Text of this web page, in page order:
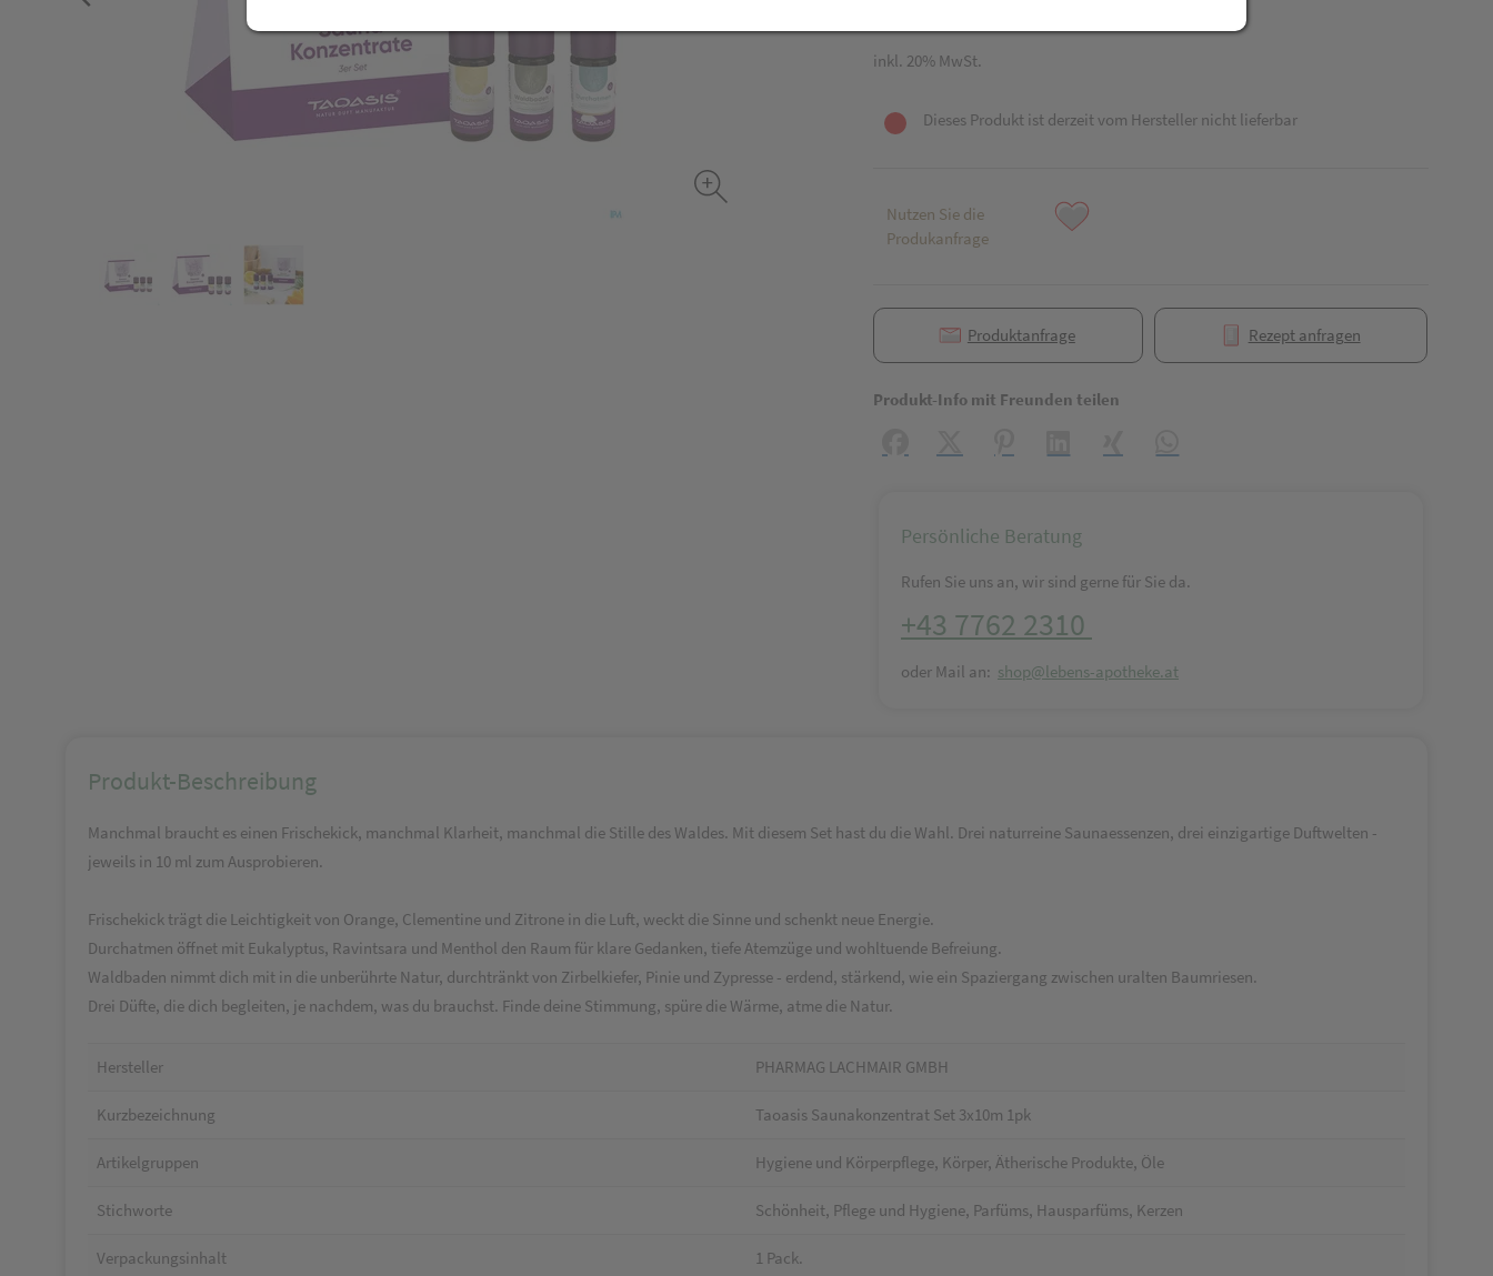
inkl. 20% MwSt.
Dieses Produkt ist derzeit vom Hersteller nicht lieferbar
Nutzen Sie die
Produkanfrage
Produktanfrage Rezept anfragen
Produkt-Info mit Freunden teilen
Persönliche Beratung
Rufen Sie uns an, wir sind gerne für Sie da.
+43 7762 2310
oder Mail an: shop@lebens-apotheke.at
Produkt-Beschreibung
Manchmal braucht es einen Frischekick, manchmal Klarheit, manchmal die Stille des Waldes. Mit diesem Set hast du die Wahl. Drei naturreine Saunaessenzen, drei einzigartige Duftwelten -
jeweils in 10 ml zum Ausprobieren.
Frischekick trägt die Leichtigkeit von Orange, Clementine und Zitrone in die Luft, weckt die Sinne und schenkt neue Energie.
Durchatmen öffnet mit Eukalyptus, Ravintsara und Menthol den Raum für klare Gedanken, tiefe Atemzüge und wohltuende Befreiung.
Waldbaden nimmt dich mit in die unberührte Natur, durchtränkt von Zirbelkiefer, Pinie und Zypresse - erdend, stärkend, wie ein Spaziergang zwischen uralten Baumriesen.
Drei Düfte, die dich begleiten, je nachdem, was du brauchst. Finde deine Stimmung, spüre die Wärme, atme die Natur.
Hersteller PHARMAG LACHMAIR GMBH
Kurzbezeichnung Taoasis Saunakonzentrat Set 3x10m 1pk
Artikelgruppen Hygiene und Körperpflege, Körper, Ätherische Produkte, Öle
Stichworte Schönheit, Pflege und Hygiene, Parfüms, Hausparfüms, Kerzen
Verpackungsinhalt 1 Pack.